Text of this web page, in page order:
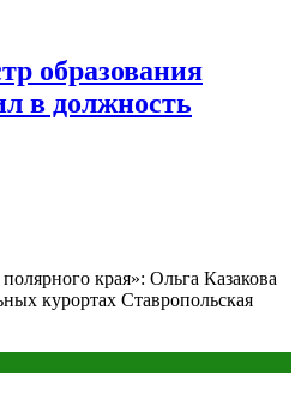
образования
в должность
края»: Ольга Казакова
курортах Ставропольская